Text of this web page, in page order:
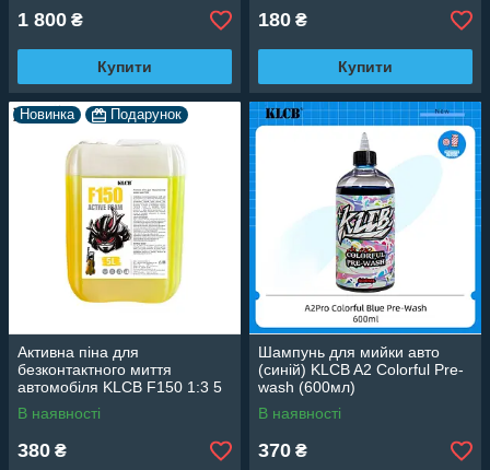
1 800 ₴
Купити
180 ₴
Купити
Новинка Подарунок
Активна піна для
безконтактного миття
автомобіля KLCB F150 1:3 5
л
В наявності
380 ₴
Шампунь для мийки авто
(синій) KLCB A2 Colorful Pre-
wash (600мл)
В наявності
370 ₴